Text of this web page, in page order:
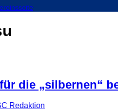
die „silbernen“
Redaktion